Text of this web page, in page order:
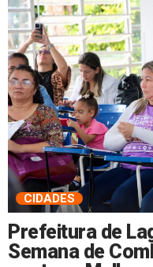
CIDADES
Prefeitura de
Semana de